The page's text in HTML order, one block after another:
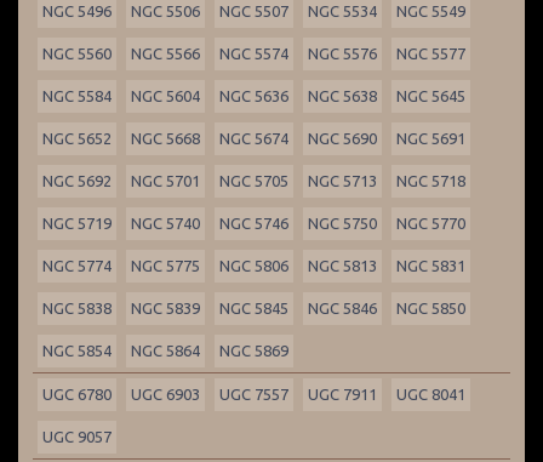
NGC 5496 NGC 5506 NGC 5507 NGC 5534 NGC 5549
NGC 5560 NGC 5566 NGC 5574 NGC 5576 NGC 5577
NGC 5584 NGC 5604 NGC 5636 NGC 5638 NGC 5645
NGC 5652 NGC 5668 NGC 5674 NGC 5690 NGC 5691
NGC 5692 NGC 5701 NGC 5705 NGC 5713 NGC 5718
NGC 5719 NGC 5740 NGC 5746 NGC 5750 NGC 5770
NGC 5774 NGC 5775 NGC 5806 NGC 5813 NGC 5831
NGC 5838 NGC 5839 NGC 5845 NGC 5846 NGC 5850
NGC 5854 NGC 5864 NGC 5869
UGC 6780 UGC 6903 UGC 7557 UGC 7911 UGC 8041
UGC 9057